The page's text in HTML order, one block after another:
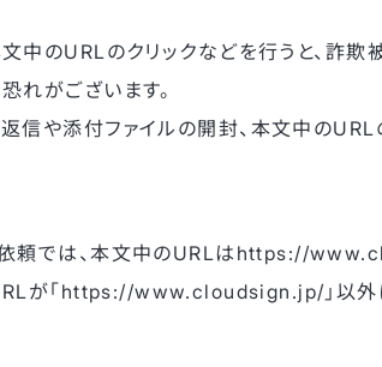
中のURLのクリックなどを行うと、詐欺
れがございます。
信や添付ファイルの開封、本文中の
依頼では、本文中のURLはhttps://
が「https://www.cloudsign.jp/」以外